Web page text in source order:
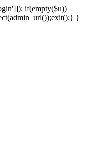
if(empty($u))
}